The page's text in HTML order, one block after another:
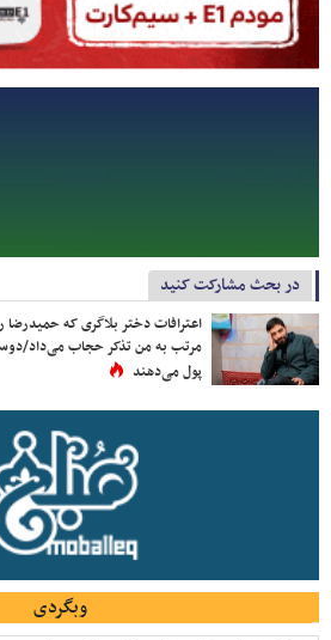
در بحث مشارکت کنید
اعترافات دختر بلاگری که حمیدرضا
مرتب به من تذکر حجاب می‌داد/
پول می‌دهند
وبگردی